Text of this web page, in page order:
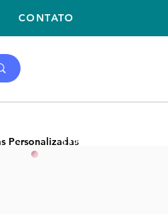
Personalizadas(11) 2059-2675
CONTATO
NEW